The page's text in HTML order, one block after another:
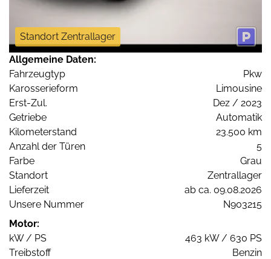
Standort Zentrallager
Allgemeine Daten:
Fahrzeugtyp
Pkw
Karosserieform
Limousine
Erst-Zul.
Dez / 2023
Getriebe
Automatik
Kilometerstand
23.500 km
Anzahl der Türen
5
Farbe
Grau
Standort
Zentrallager
Lieferzeit
ab ca. 09.08.2026
Unsere Nummer
N903215
Motor:
kW / PS
463 kW / 630 PS
Treibstoff
Benzin